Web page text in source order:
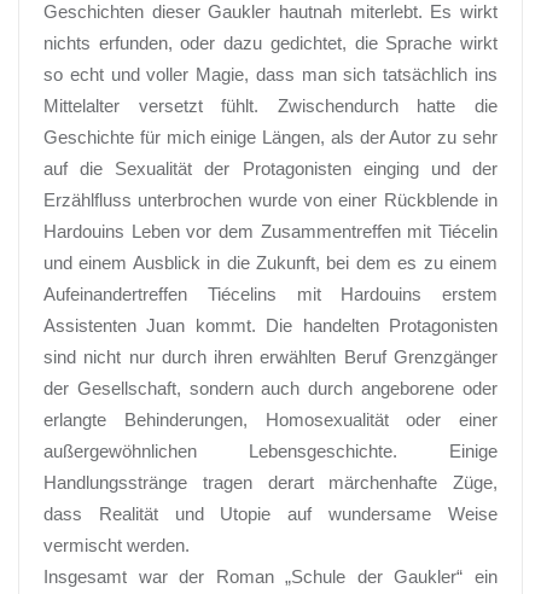
Geschichten dieser Gaukler hautnah miterlebt. Es wirkt
nichts erfunden, oder dazu gedichtet, die Sprache wirkt
so echt und voller Magie, dass man sich tatsächlich ins
Mittelalter versetzt fühlt. Zwischendurch hatte die
Geschichte für mich einige Längen, als der Autor zu sehr
auf die Sexualität der Protagonisten einging und der
Erzählfluss unterbrochen wurde von einer Rückblende in
Hardouins Leben vor dem Zusammentreffen mit Tiécelin
und einem Ausblick in die Zukunft, bei dem es zu einem
Aufeinandertreffen Tiécelins mit Hardouins erstem
Assistenten Juan kommt. Die handelten Protagonisten
sind nicht nur durch ihren erwählten Beruf Grenzgänger
der Gesellschaft, sondern auch durch angeborene oder
erlangte Behinderungen, Homosexualität oder einer
außergewöhnlichen Lebensgeschichte. Einige
Handlungsstränge tragen derart märchenhafte Züge,
dass Realität und Utopie auf wundersame Weise
vermischt werden.
Insgesamt war der Roman „Schule der Gaukler“ ein